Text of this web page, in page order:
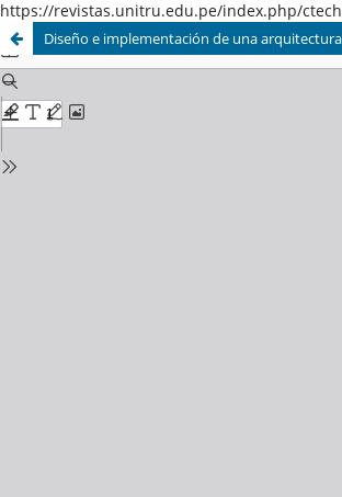
https://revistas.unitru.edu.pe/index.php/ctech